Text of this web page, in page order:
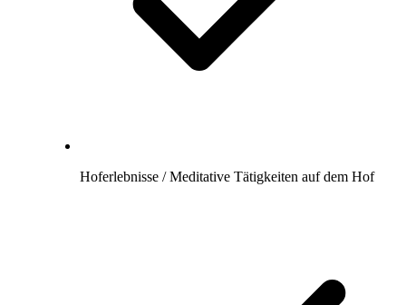
Hoferlebnisse / Meditative Tätigkeiten auf dem Hof